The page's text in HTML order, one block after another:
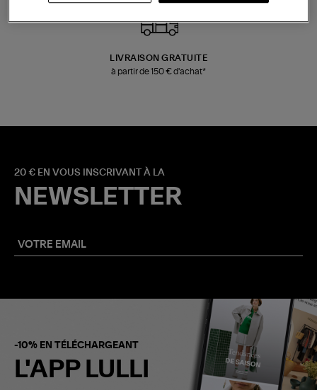
LIVRAISON GRATUITE
à partir de 150 € d'achat*
20 € EN VOUS INSCRIVANT À LA
NEWSLETTER
-10% EN TÉLÉCHARGEANT
L'APP LULLI